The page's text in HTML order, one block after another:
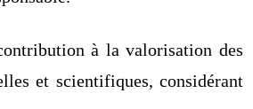
à la valorisation des
et scientifiques, considérant